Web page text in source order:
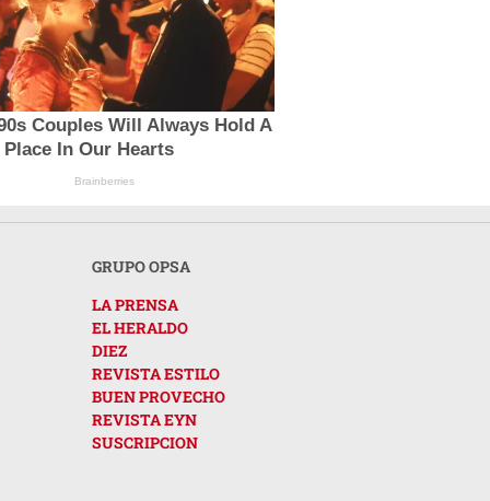
Couples Will Always Hold A
In Our Hearts
Brainberries
GRUPO OPSA
LA PRENSA
EL HERALDO
DIEZ
REVISTA ESTILO
BUEN PROVECHO
REVISTA EYN
SUSCRIPCION